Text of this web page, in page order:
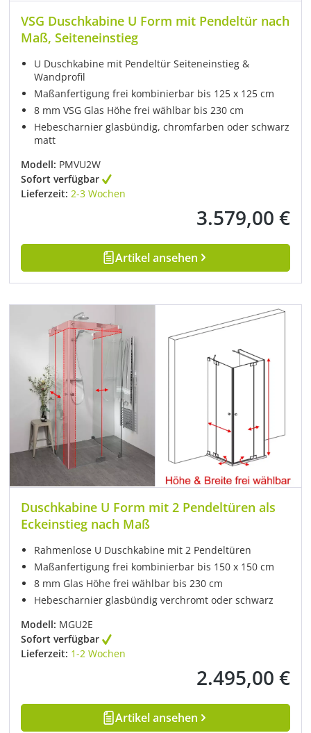
VSG Duschkabine U Form mit Pendeltür nach
Maß, Seiteneinstieg
U Duschkabine mit Pendeltür Seiteneinstieg &
Wandprofil
Maßanfertigung frei kombinierbar bis 125 x 125 cm
8 mm VSG Glas Höhe frei wählbar bis 230 cm
Hebescharnier glasbündig, chromfarben oder schwarz
matt
Modell: PMVU2W
Sofort verfügbar
Lieferzeit: 2-3 Wochen
Regulärer Preis:
3.579,00 €
Artikel ansehen
Duschkabine U Form mit 2 Pendeltüren als
Eckeinstieg nach Maß
Rahmenlose U Duschkabine mit 2 Pendeltüren
Maßanfertigung frei kombinierbar bis 150 x 150 cm
8 mm Glas Höhe frei wählbar bis 230 cm
Hebescharnier glasbündig verchromt oder schwarz
Modell: MGU2E
Sofort verfügbar
Lieferzeit: 1-2 Wochen
Regulärer Preis:
2.495,00 €
Artikel ansehen